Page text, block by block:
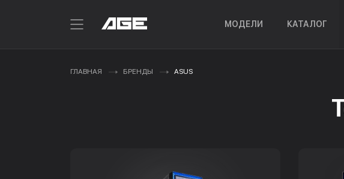
МОДЕЛИ КАТАЛОГ
ГЛАВНАЯ БРЕНДЫ ASUS